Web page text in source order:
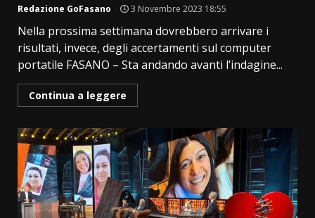
Redazione GoFasano 3 Novembre 2023 18:55
Nella prossima settimana dovrebbero arrivare i
risultati, invece, degli accertamenti sul computer
portatile FASANO – Sta andando avanti l’indagine...
Continua a leggere